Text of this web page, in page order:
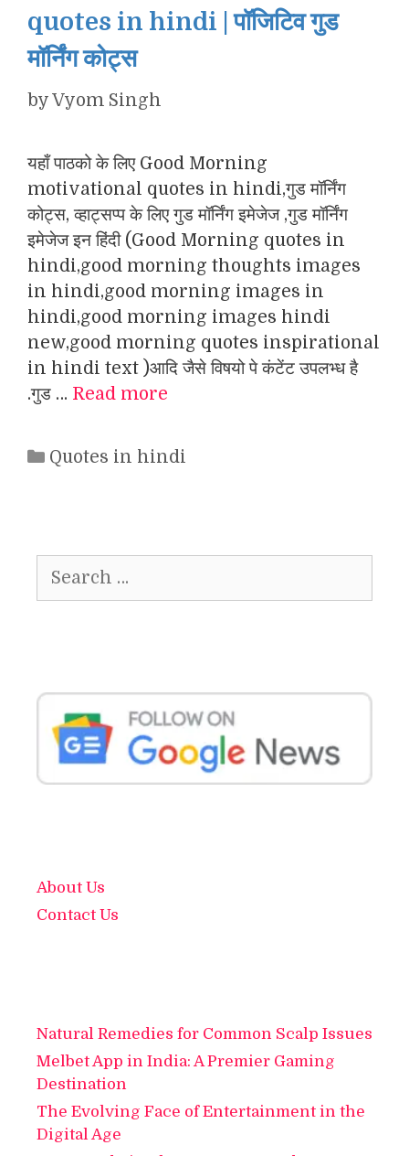
quotes in hindi | पॉजिटिव गुड
मॉर्निंग कोट्स
byVyom Singh
यहाँ पाठको के लिए Good Morning
motivational quotes in hindi,गुड मॉर्निंग
कोट्स, व्हाट्सप्प के लिए गुड मॉर्निंग इमेजेज ,गुड मॉर्निंग
इमेजेज इन हिंदी (Good Morning quotes in
hindi,good morning thoughts images
in hindi,good morning images in
hindi,good morning images hindi
new,good morning quotes inspirational
in hindi text )आदि जैसे विषयो पे कंटेंट उपलभ्ध है
.गुड … Read more
Categories
Quotes in hindi
for:
About Us
Contact Us
Natural Remedies for Common Scalp Issues
Melbet App in India: A Premier Gaming
Destination
The Evolving Face of Entertainment in the
Digital Age